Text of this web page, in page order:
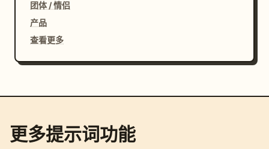
团体 / 情侣
产品
查看更多
更多提示词功能